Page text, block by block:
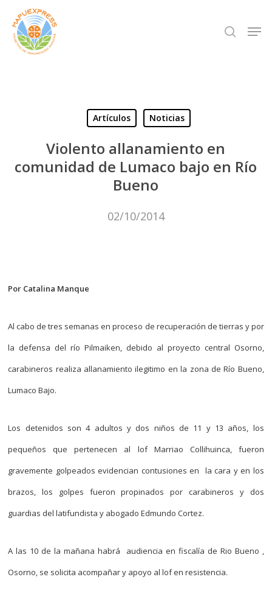
Skip
main
search
Artículos Noticias
Violento allanamiento en
comunidad de Lumaco bajo en Río
Bueno
02/10/2014
Por Catalina Manque
Al cabo de tres semanas en proceso de recuperación de tierras y por
la defensa del río Pilmaiken, debido al proyecto central Osorno,
carabineros realiza allanamiento ilegitimo en la zona de Río Bueno,
Lumaco Bajo.
Los detenidos son 4 adultos y dos niños de 11 y 13 años, los
pequeños que pertenecen al lof Marriao Collihuinca, fueron
gravemente golpeados evidencian contusiones en la cara y en los
brazos, los golpes fueron propinados por carabineros y dos
guardias del latifundista y abogado Edmundo Cortez.
A las 10 de la mañana habrá audiencia en fiscalía de Rio Bueno ,
Osorno, se solicita acompañar y apoyo al lof en resistencia.
Close